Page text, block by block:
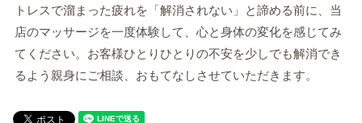
トレスで溜まった疲れを「解消されない」と諦める前に、当
店のマッサージを一度体験して、心と身体の変化を感じてみ
てください。お客様ひとりひとりの不安を少しでも解消でき
るよう親身にご相談、おもてなしさせていただきます。